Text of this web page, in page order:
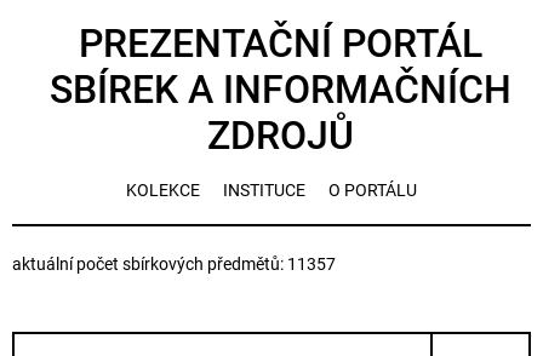
PREZENTAČNÍ PORTÁL
SBÍREK A INFORMAČNÍCH
ZDROJŮ
KOLEKCE INSTITUCE O PORTÁLU
aktuální počet sbírkových předmětů: 11357